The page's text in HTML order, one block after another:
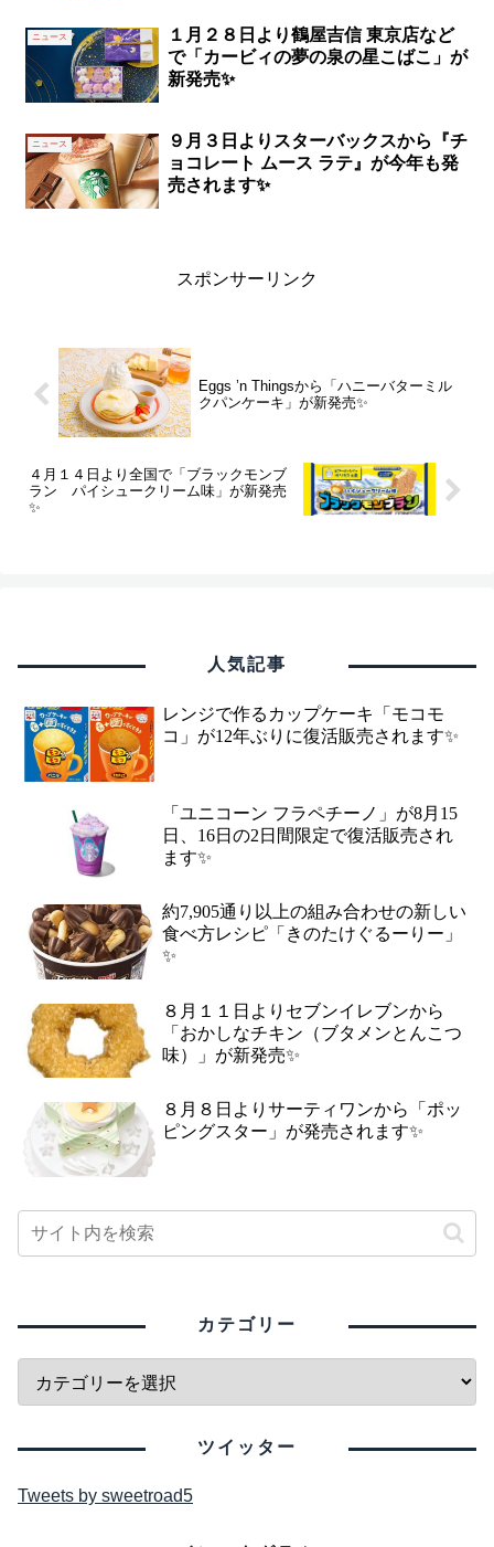
ニュース
１月２８日より鶴屋吉信 東京店など
で「カービィの夢の泉の星こばこ」が
新発売✨
ニュース
９月３日よりスターバックスから『チ
ョコレート ムース ラテ』が今年も発
売されます✨
スポンサーリンク
Eggs ’n Thingsから「ハニーバターミル
クパンケーキ」が新発売✨
４月１４日より全国で「ブラックモンブ
ラン パイシュークリーム味」が新発売
✨
人気記事
レンジで作るカップケーキ「モコモ
コ」が12年ぶりに復活販売されます✨
「ユニコーン フラペチーノ」が8月15
日、16日の2日間限定で復活販売され
ます✨
約7,905通り以上の組み合わせの新しい
食べ方レシピ「きのたけぐるーりー」
✨
８月１１日よりセブンイレブンから
「おかしなチキン（ブタメンとんこつ
味）」が新発売✨
８月８日よりサーティワンから「ポッ
ピングスター」が発売されます✨
カテゴリー
ツイッター
Tweets by sweetroad5